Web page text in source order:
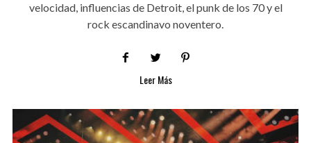
velocidad, influencias de Detroit, el punk de los 70 y el
rock escandinavo noventero.
Leer Más